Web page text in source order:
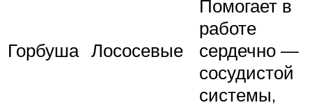
Горбуша Лососевые
Помогает в
работе
сердечно —
сосудистой
системы,